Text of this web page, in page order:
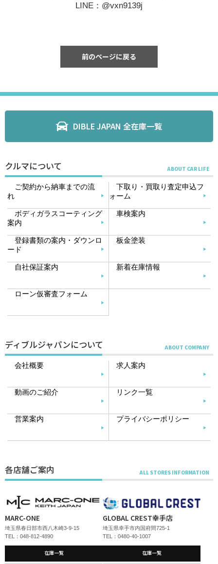
LINE：@vxn9139j
前のページに戻る
DIBLE JAPAN 全在庫一覧
クルマについて
ご契約から納車までの流
れ
下取り・買取り査定申込フ
ォーム
ボディガラスコーティング
案内
車検案内
登録書類の案内・ダウンロ
ード
板金塗装
自社保証案内 新着在庫情報
ローン仮審査フォーム
ディブルジャパンについて
会社概要 求人案内
動画のご紹介 リンク一覧
営業案内 プライバシーポリシー
各店舗ご案内
MARC-ONE
埼玉県春日部市西八木崎3-9-15
TEL：048-812-4890
在庫一覧
GLOBAL CREST幸手店
埼玉県幸手市内国府間725-1
TEL：0480-40-1007
在庫一覧